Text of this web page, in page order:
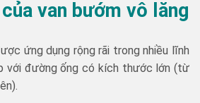
van bướm vô lăng
ứng dụng rộng rãi trong nhiều lĩnh
với đường ống có kích thước lớn (từ